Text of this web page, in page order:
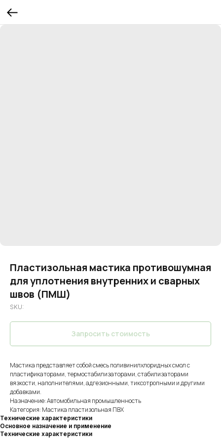
Пластизольная мастика противошумная
для уплотнения внутренних и сварных
швов (ПМШ)
SKU:
Запросить стоимость
Мастика представляет собой смесь поливинилхлоридных смол с
пластификаторами, термостабилизаторами, стабилизаторами
вязкости, наполнителями, адгезионными, тиксотропными и другими
добавками.
Назначение: Автомобильная промышленность
Категория: Мастика пластизольная ПВХ
Технические характеристики
Основное назначение и применение
Технические характеристики